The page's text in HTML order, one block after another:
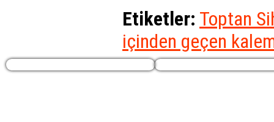
Etiketler: Toptan
içinden geçen